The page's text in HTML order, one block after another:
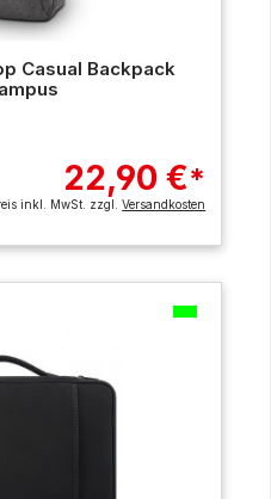
Casual Backpack
22,90 €*
inkl. MwSt. zzgl.Versandkosten